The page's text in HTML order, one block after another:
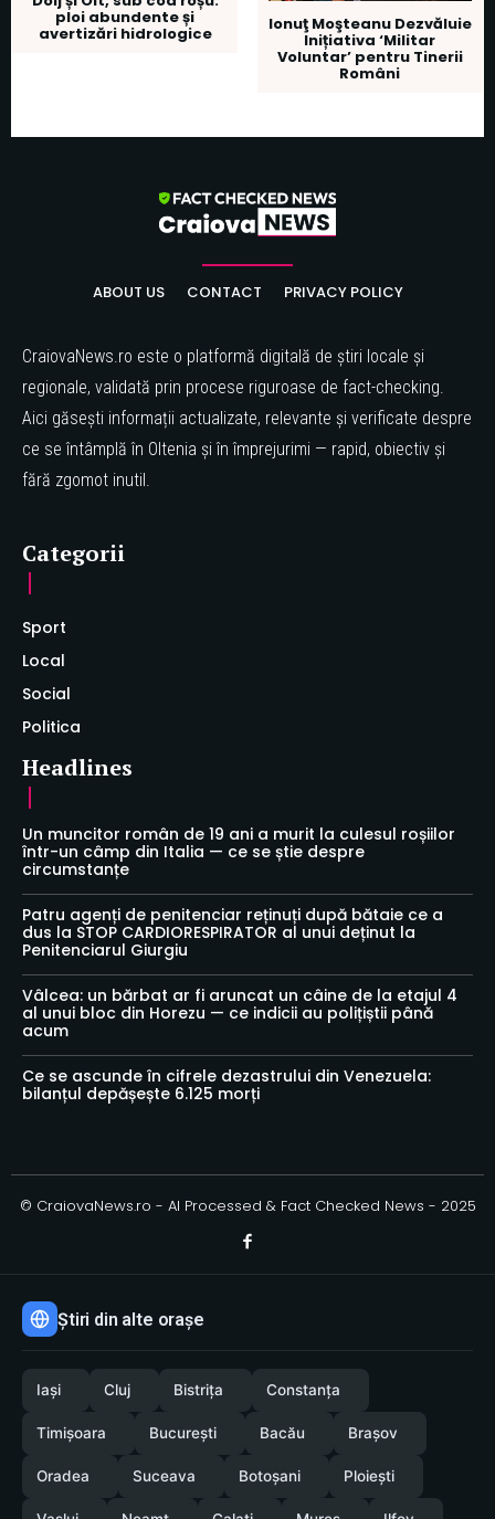
ploi abundente și
avertizări hidrologice
Ionuţ Moşteanu Dezvăluie
Inițiativa ‘Militar
Voluntar’ pentru Tinerii
Români
ABOUT US CONTACT PRIVACY POLICY
CraiovaNews.ro este o platformă digitală de știri locale și
regionale, validată prin procese riguroase de fact-checking.
Aici găsești informații actualizate, relevante și verificate despre
ce se întâmplă în Oltenia și în împrejurimi — rapid, obiectiv și
fără zgomot inutil.
Categorii
Sport
Local
Social
Politica
Headlines
Un muncitor român de 19 ani a murit la culesul roșiilor
într-un câmp din Italia — ce se știe despre
circumstanțe
Patru agenți de penitenciar reținuți după bătaie ce a
dus la STOP CARDIORESPIRATOR al unui deținut la
Penitenciarul Giurgiu
Vâlcea: un bărbat ar fi aruncat un câine de la etajul 4
al unui bloc din Horezu — ce indicii au polițiștii până
acum
Ce se ascunde în cifrele dezastrului din Venezuela:
bilanțul depășește 6.125 morți
© CraiovaNews.ro - AI Processed & Fact Checked News - 2025
Știri din alte orașe
Iași Cluj Bistrița Constanța
Timișoara București Bacău Brașov
Oradea Suceava Botoșani Ploiești